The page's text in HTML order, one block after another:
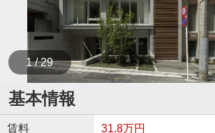
1 / 29
基本情報
賃料 31.8万円